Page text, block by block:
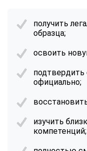
получить
образца;
освоить
официально;
изучить
компетенций;